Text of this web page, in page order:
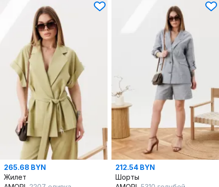
265.68 BYN
Жилет
212.54 BYN
Шорты